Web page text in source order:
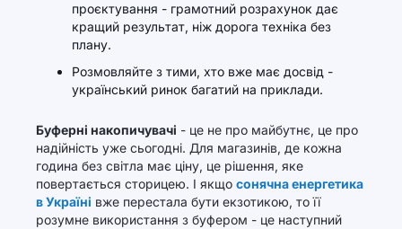
проєктування - грамотний розрахунок дає
кращий результат, ніж дорога техніка без
плану.
Розмовляйте з тими, хто вже має досвід -
український ринок багатий на приклади.
Буферні накопичувачі - це не про майбутнє, це про
надійність уже сьогодні. Для магазинів, де кожна
година без світла має ціну, це рішення, яке
повертається сторицею. І якщо сонячна енергетика
в Україні вже перестала бути екзотикою, то її
розумне використання з буфером - це наступний